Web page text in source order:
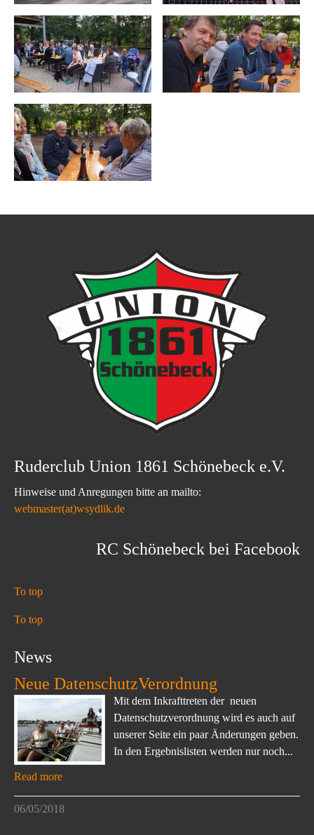
Ruderclub Union 1861 Schönebeck e.V.
Hinweise und Anregungen bitte an mailto:
webmaster(at)wsydlik.de
RC Schönebeck bei Facebook
To top
To top
News
Neue DatenschutzVerordnung
Mit dem Inkrafttreten der neuen
Datenschutzverordnung wird es auch auf
unserer Seite ein paar Änderungen geben.
In den Ergebnislisten werden nur noch...
Read more
06/05/2018